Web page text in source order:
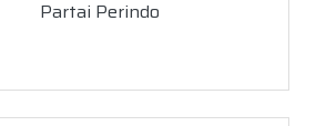
Partai Perindo